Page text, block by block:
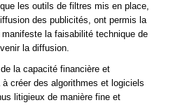
les outils de filtres mis en place,
des publicités, ont permis la
la faisabilité technique de
la diffusion.
la capacité financière et
créer des algorithmes et logiciels
litigieux de manière fine et